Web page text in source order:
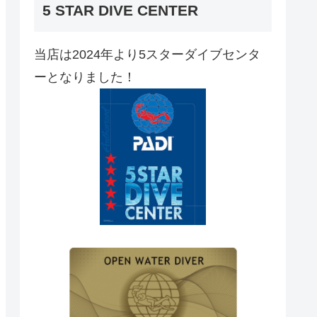
5 STAR DIVE CENTER
当店は2024年より5スターダイブセンタ
ーとなりました！